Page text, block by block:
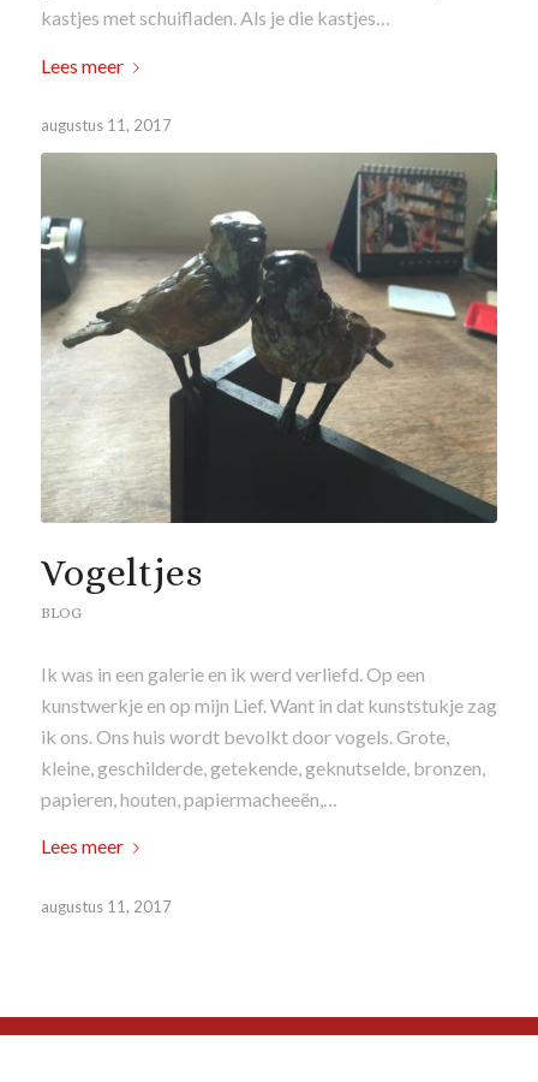
kastjes met schuifladen. Als je die kastjes…
Lees meer
augustus 11, 2017
Vogeltjes
BLOG
Ik was in een galerie en ik werd verliefd. Op een
kunstwerkje en op mijn Lief. Want in dat kunststukje zag
ik ons. Ons huis wordt bevolkt door vogels. Grote,
kleine, geschilderde, getekende, geknutselde, bronzen,
papieren, houten, papiermacheeën,…
Lees meer
augustus 11, 2017